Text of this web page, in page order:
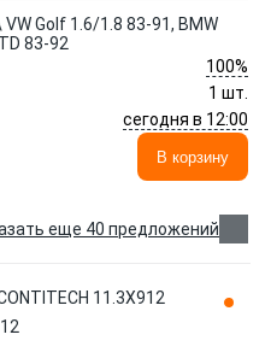
Golf 1.6/1.8 83-91, BMW
83-92
100%
1 шт.
сегодня в 12:00
В корзину
еще 40 предложений
11.3X912